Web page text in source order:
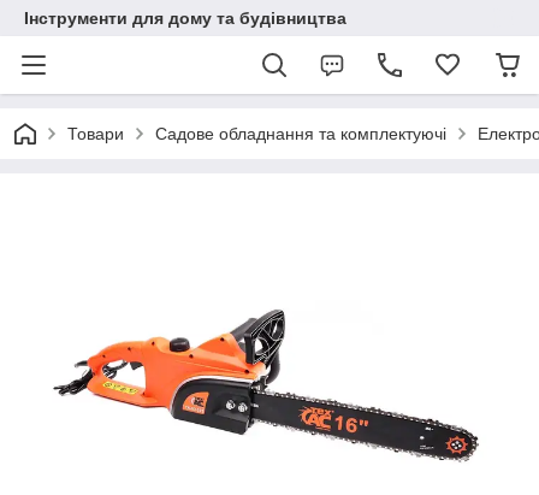
Інструменти для дому та будівництва
Товари Садове обладнання та комплектуючі